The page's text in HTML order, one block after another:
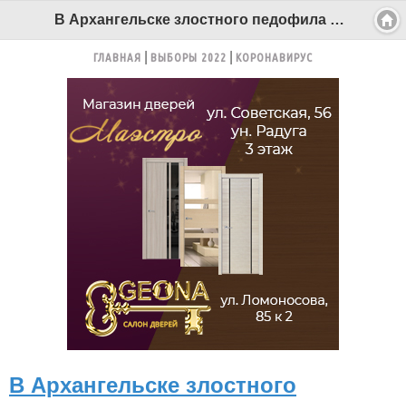
В Архангельске злостного педофила изолировали от общества - Беломорканал Северодвинск tv29.ru
ГЛАВНАЯ ВЫБОРЫ 2022 КОРОНАВИРУС
В Архангельске злостного